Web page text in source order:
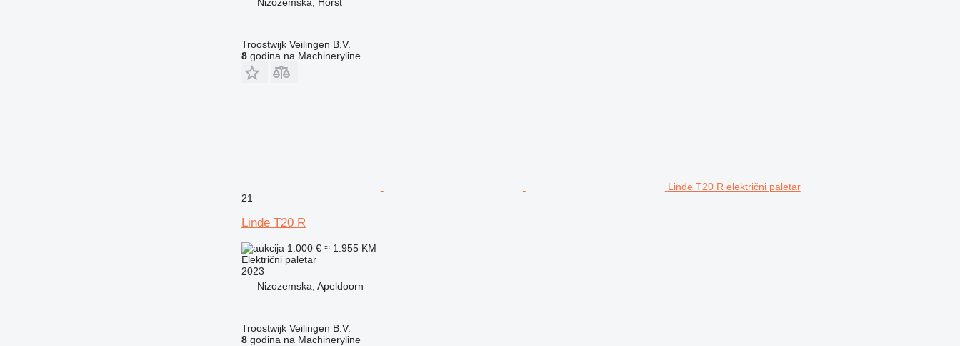
Troostwijk Veilingen B.V.
8godina na Machineryline
Linde T20 R električni paletar
21
Linde T20 R
1.000 € ≈ 1.955 KM
Električni paletar
2023
Nizozemska, Apeldoorn
Troostwijk Veilingen B.V.
8godina na Machineryline